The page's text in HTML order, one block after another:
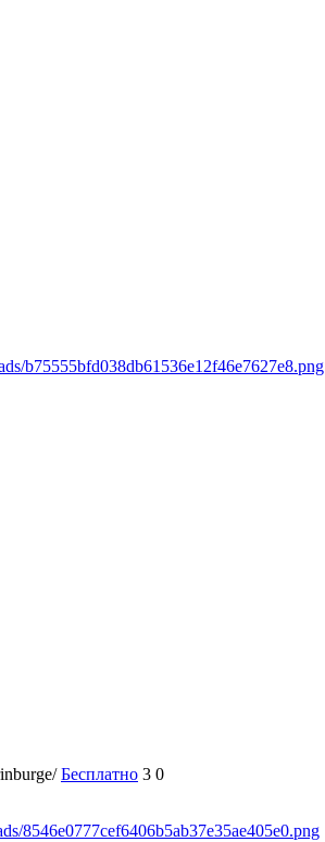
b75555bfd038db61536e12f46e7627e8.png
Бесплатно 3 0
8546e0777cef6406b5ab37e35ae405e0.png